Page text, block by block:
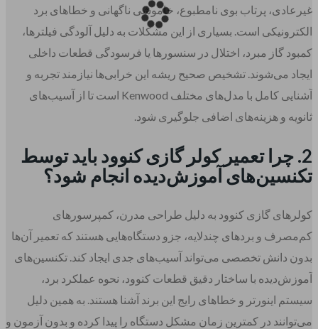
غیرعادی، پرتاب بوی نامطبوع، خاموشی ناگهانی و خطاهای برد
الکترونیکی است. بسیاری از این مشکلات به دلیل آلودگی فیلترها،
کمبود گاز مبرد، اختلال در سنسورها یا فرسودگی قطعات داخلی
ایجاد می‌شوند. تشخیص صحیح ریشه این خرابی‌ها نیازمند تجربه و
آشنایی کامل با مدل‌های مختلف Kenwood است تا از آسیب‌های
ثانویه و هزینه‌های اضافی جلوگیری شود.
2. چرا تعمیر کولر گازی کنوود باید توسط
تکنسین‌های آموزش‌دیده انجام شود؟
کولرهای گازی کنوود به دلیل طراحی مدرن، کمپرسورهای
کم‌مصرف و بردهای چندلایه، جزو دستگاه‌هایی هستند که تعمیر آن‌ها
بدون دانش تخصصی می‌تواند آسیب‌های جدی ایجاد کند. تکنسین‌های
آموزش‌دیده با ساختار دقیق قطعات کنوود، نحوه عملکرد برد،
سیستم اینورتر و خطاهای رایج این برند آشنا هستند. به همین دلیل
می‌توانند در کمترین زمان مشکل دستگاه را پیدا کرده و بدون آزمون و